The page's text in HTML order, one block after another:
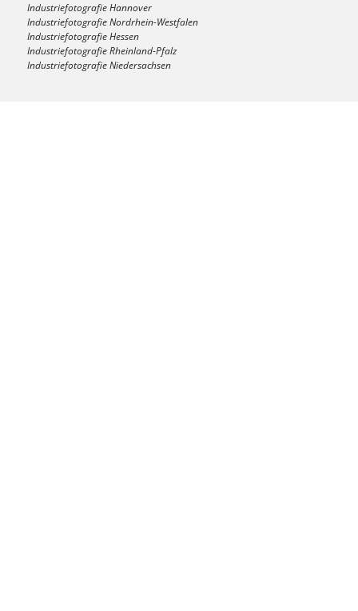
Industriefotografie Hannover
Industriefotografie Nordrhein-Westfalen
Industriefotografie Hessen
Industriefotografie Rheinland-Pfalz
Industriefotografie Niedersachsen